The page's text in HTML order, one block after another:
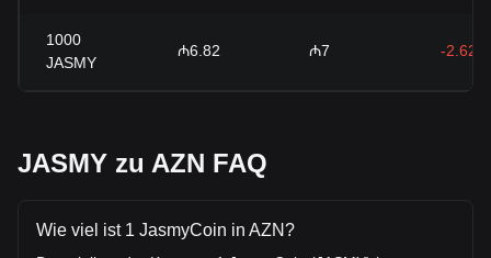
1000
JASMY
₼6.82 ₼7 -2.62%
JASMY zu AZN FAQ
Wie viel ist 1 JasmyCoin in AZN?